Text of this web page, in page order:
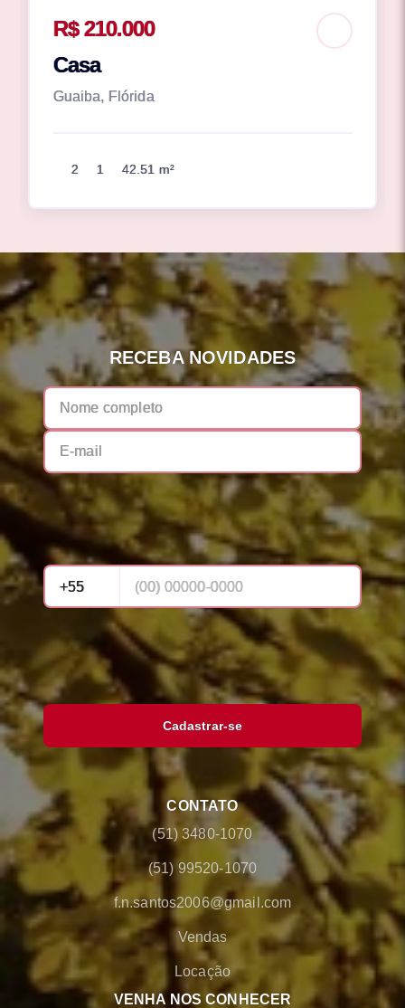
R$ 210.000
Casa
Guaiba, Flórida
2 1 42.51 m²
RECEBA NOVIDADES
Cadastrar-se
CONTATO
(51) 3480-1070
(51) 99520-1070
f.n.santos2006@gmail.com
Vendas
Locação
VENHA NOS CONHECER